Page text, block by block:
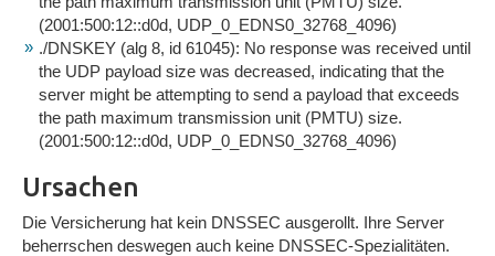
(2001:500:12::d0d, UDP_0_EDNS0_32768_4096)
./DNSKEY (alg 8, id 61045): No response was received until
the UDP payload size was decreased, indicating that the
server might be attempting to send a payload that exceeds
the path maximum transmission unit (PMTU) size.
(2001:500:12::d0d, UDP_0_EDNS0_32768_4096)
Ursachen
Die Versicherung hat kein DNSSEC ausgerollt. Ihre Server
beherrschen deswegen auch keine DNSSEC-Spezialitäten.